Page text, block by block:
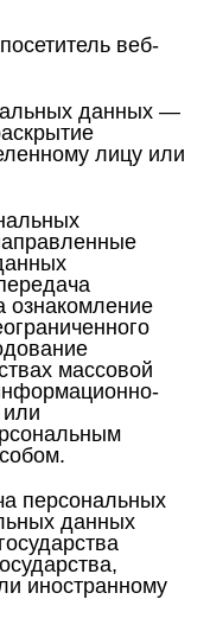
веб-
данных —
лицу или
ознакомление
массовой
персональных
данных
иностранному